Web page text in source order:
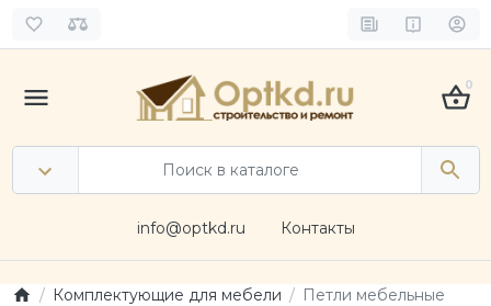
0
info@optkd.ru Контакты
Комплектующие для мебели Петли мебельные